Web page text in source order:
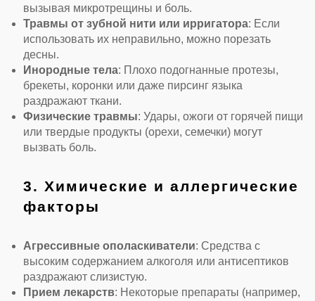
вызывая микротрещины и боль.
Травмы от зубной нити или ирригатора: Если
использовать их неправильно, можно порезать
десны.
Инородные тела: Плохо подогнанные протезы,
брекеты, коронки или даже пирсинг языка
раздражают ткани.
Физические травмы: Удары, ожоги от горячей пищи
или твердые продукты (орехи, семечки) могут
вызвать боль.
3. Химические и аллергические
факторы
Агрессивные ополаскиватели: Средства с
высоким содержанием алкоголя или антисептиков
раздражают слизистую.
Прием лекарств: Некоторые препараты (например,